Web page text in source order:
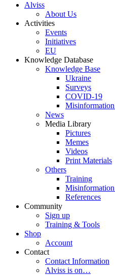
Alviss
About Us
Activities
Events
Initiatives
EU
Knowledge Database
Knowledge Base
Ukraine
Surveys
COVID-19
News
Media Library
Pictures
Memes
Videos
Print Materials
Others
Training
References
Community
Sign up
Training & Tools
Shop
Account
Contact
Contact Information
Alviss is on…